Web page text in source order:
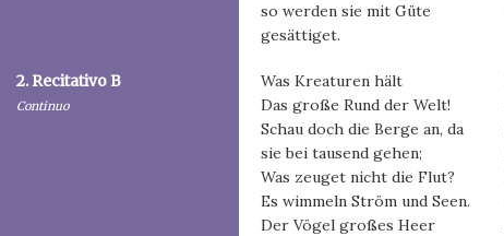
so werden sie mit Güte
gesättiget.
2. Recitativo B
Continuo
Was Kreaturen hält
Das große Rund der Welt!
Schau doch die Berge an, da
sie bei tausend gehen;
Was zeuget nicht die Flut?
Es wimmeln Ström und Seen.
Der Vögel großes Heer